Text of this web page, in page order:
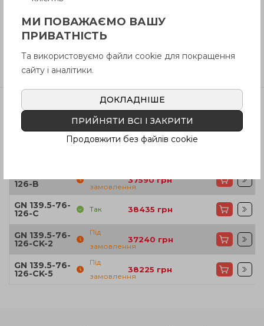
Інструкція (pdf.)
Відгуки
В наявності Ціна
GN 139.5-76-
Під
126-B
замовлення
37590грн
GN 139.5-76-
126-C Так 38435 грн
GN 139.5-76-
126-CK-2
Під
замовлення
37240 грн
GN 139.5-76-
126-CK-5
Під
замовлення
38225 грн
МИ ПОВАЖАЄМО ВАШУ
ПРИВАТНІСТЬ
Та використовуємо файли cookie для покращення
сайту і аналітики.
ДОКЛАДНІШЕ
ПРИЙНЯТИ ВСІ І ЗАКРИТИ
Продовжити без файлів cookie